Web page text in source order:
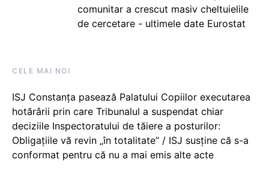
comunitar a crescut masiv cheltuielile
de cercetare - ultimele date Eurostat
CELE MAI NOI
ISJ Constanța pasează Palatului Copiilor executarea
hotărârii prin care Tribunalul a suspendat chiar
deciziile Inspectoratului de tăiere a posturilor:
Obligațiile vă revin „în totalitate” / ISJ susține că s-a
conformat pentru că nu a mai emis alte acte